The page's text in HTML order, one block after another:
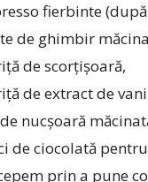
fierbinte
de ghimbir
de scorțișoară,
de extract de
nucșoară
de ciocolată
prin a pune